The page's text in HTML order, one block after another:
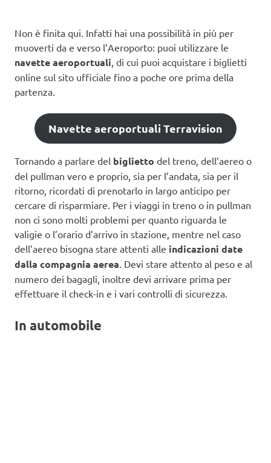
Non è finita qui. Infatti hai una possibilità in più per
muoverti da e verso l’Aeroporto: puoi utilizzare le
navette aeroportuali, di cui puoi acquistare i biglietti
online sul sito ufficiale fino a poche ore prima della
partenza.
Navette aeroportuali Terravision
Tornando a parlare del biglietto del treno, dell’aereo o
del pullman vero e proprio, sia per l’andata, sia per il
ritorno, ricordati di prenotarlo in largo anticipo per
cercare di risparmiare. Per i viaggi in treno o in pullman
non ci sono molti problemi per quanto riguarda le
valigie o l’orario d’arrivo in stazione, mentre nel caso
dell’aereo bisogna stare attenti alle indicazioni date
dalla compagnia aerea . Devi stare attento al peso e al
numero dei bagagli, inoltre devi arrivare prima per
effettuare il check-in e i vari controlli di sicurezza.
In automobile